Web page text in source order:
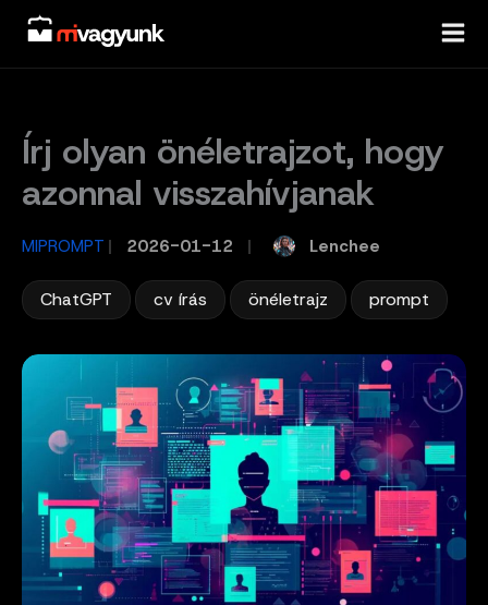
Skip
content
Írj olyan önéletrajzot, hogy
azonnal visszahívjanak
MIPROMPT / 2026-01-12 Lenchee
ChatGPT cv írás önéletrajz prompt